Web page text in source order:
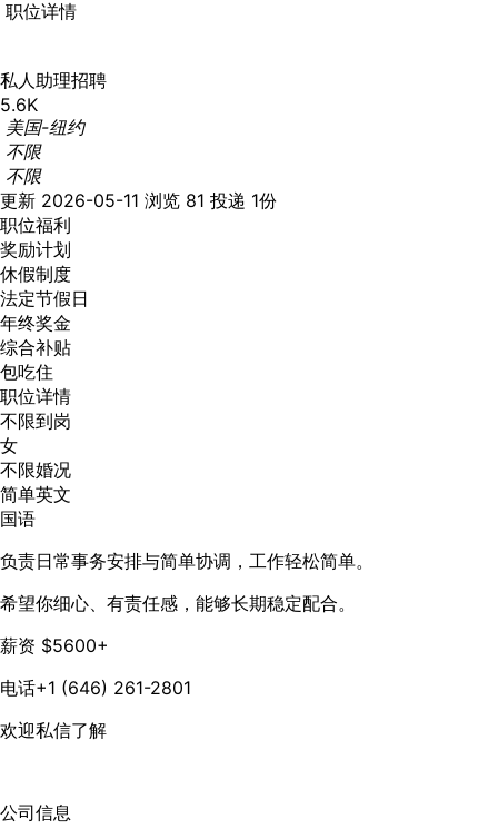
职位详情
私人助理招聘
5.6K
美国-纽约
不限
不限
更新 2026-05-11 浏览 81 投递 1份
职位福利
奖励计划
休假制度
法定节假日
年终奖金
综合补贴
包吃住
职位详情
不限到岗
女
不限婚况
简单英文
国语
负责日常事务安排与简单协调，工作轻松简单。
希望你细心、有责任感，能够长期稳定配合。
薪资 $5600+
电话+1 (646) 261-2801
欢迎私信了解
公司信息